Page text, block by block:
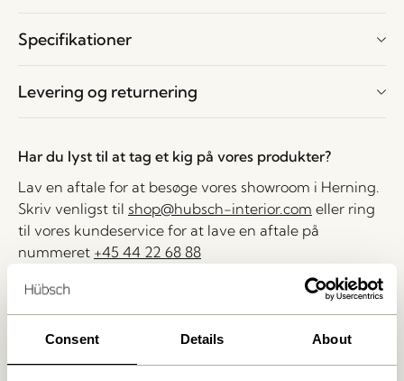
Consent Details About
Specifikationer
Levering og returnering
Har du lyst til at tag et kig på vores produkter?
Lav en aftale for at besøge vores showroom i Herning.
Skriv venligst til shop@hubsch-interior.com eller ring
til vores kundeservice for at lave en aftale på
nummeret +45 44 22 68 88